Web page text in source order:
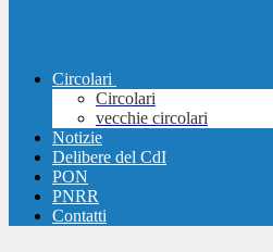
Circolari
Circolari
vecchie circolari
Notizie
Delibere del CdI
PON
PNRR
Contatti